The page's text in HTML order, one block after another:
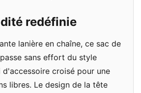
redéfinie
lanière en chaîne, ce sac de
sans effort du style
croisé pour une
libres. Le design de la tête